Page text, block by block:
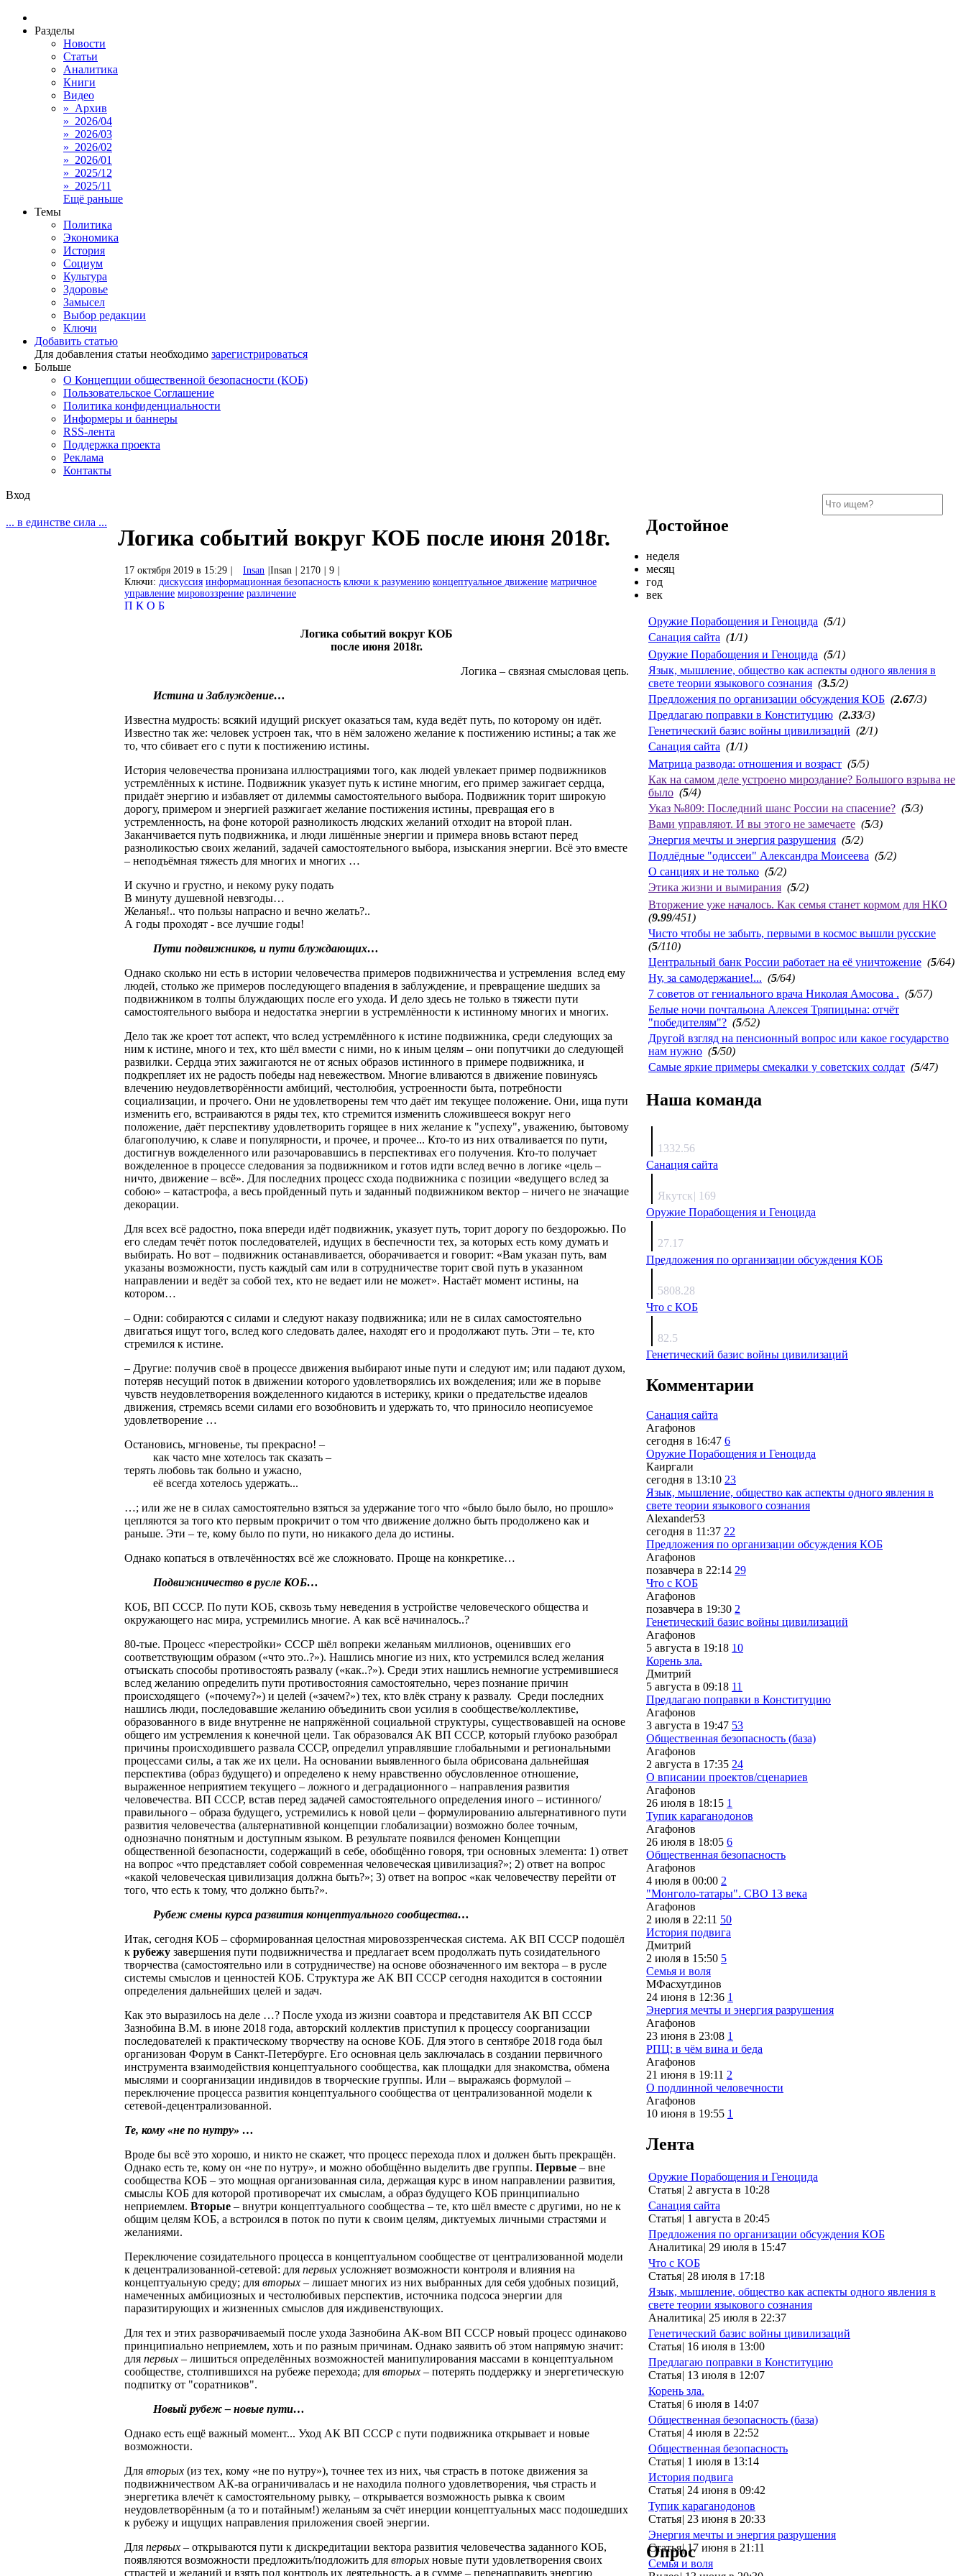
Разделы
Новости
Статьи
Аналитика
Книги
Видео
» Архив
» 2026/04
» 2026/03
» 2026/02
» 2026/01
» 2025/12
» 2025/11
Ещё раньше
Темы
Политика
Экономика
История
Социум
Культура
Здоровье
Замысел
Выбор редакции
Ключи
Добавить статью
Для добавления статьи необходимо зарегистрироваться
Больше
О Концепции общественной безопасности (КОБ)
Пользовательское Соглашение
Политика конфиденциальности
Информеры и баннеры
RSS-лента
Поддержка проекта
Реклама
Контакты
Вход
... в единстве сила ...
Логика событий вокруг КОБ после июня 2018г.
17 октября 2019 в 15:29 Insan Insan 2170 9
Ключи: дискуссия информационная безопасность ключи к разумению концептуальное движение матричное
управление мировоззрение различение
П К О Б
Логика событий вокруг КОБ
после июня 2018г.
Логика – связная смысловая цепь.
Истина и Заблуждение…
Известна мудрость: всякий идущий рискует оказаться там, куда ведёт путь, по которому он идёт.
Известно так же: человек устроен так, что в нём заложено желание к постижению истины; а так же
то, что сбивает его с пути к постижению истины.
История человечества пронизана иллюстрациями того, как людей увлекает пример подвижников
устремлённых к истине. Подвижник указует путь к истине многим, его пример зажигает сердца,
придаёт энергию и избавляет от дилеммы самостоятельного выбора. Подвижник торит широкую
дорогу, примером и энергией разжигает желание постижения истины, превращая его в
устремленность, на фоне которой разноликость людских желаний отходит на второй план.
Заканчивается путь подвижника, и люди лишённые энергии и примера вновь встают перед
разноликостью своих желаний, задачей самостоятельного выбора, изыскания энергии. Всё это вместе
– неподъёмная тяжесть для многих и многих …
И скучно и грустно, и некому руку подать
В минуту душевной невзгоды…
Желанья!.. что пользы напрасно и вечно желать?..
А годы проходят - все лучшие годы!
Пути подвижников, и пути блуждающих…
Однако сколько ни есть в истории человечества примеров подвижничества и устремления вслед ему
людей, столько же примеров последующего впадения в заблуждение, и превращение шедших за
подвижником в толпы блуждающих после его ухода. И дело здесь не только в тяжести пути
самостоятельного выбора и недостатка энергии в устремлённости к истинному многих и многих.
Дело так же кроет тот аспект, что вслед устремлённого к истине подвижника, среди следующих за
ним к истине, много и тех, кто шёл вмести с ними, но к иным целям – они попутчики до следующей
развилки. Сердца этих зажигаются не от ясных образов истинного в примере подвижника, и
подкрепляет их не радость победы над невежеством. Многие вливаются в движение повинуясь
влечению неудовлетворённости амбиций, честолюбия, устроенности быта, потребности
социализации, и прочего. Они не удовлетворены тем что даёт им текущее положение. Они, ища пути
изменить его, встраиваются в ряды тех, кто стремится изменить сложившееся вокруг него
положение, даёт перспективу удовлетворить горящее в них желание к "успеху", уважению, бытовому
благополучию, к славе и популярности, и прочее, и прочее... Кто-то из них отваливается по пути,
достигнув вожделенного или разочаровавшись в перспективах его получения. Кто-то получает
вожделенное в процессе следования за подвижником и готов идти вслед вечно в логике «цель –
ничто, движение – всё». Для последних процесс схода подвижника с позиции «ведущего вслед за
собою» – катастрофа, а весь пройденный путь и заданный подвижником вектор – ничего не значащие
декорации.
Для всех всё радостно, пока впереди идёт подвижник, указует путь, торит дорогу по бездорожью. По
его следам течёт поток последователей, идущих в беспечности тех, за которых есть кому думать и
выбирать. Но вот – подвижник останавливается, оборачивается и говорит: «Вам указан путь, вам
указаны возможности, пусть каждый сам или в сотрудничестве торит свой путь в указанном
направлении и ведёт за собой тех, кто не ведает или не может». Настаёт момент истины, на
котором…
– Одни: собираются с силами и следуют наказу подвижника; или не в силах самостоятельно
двигаться ищут того, вслед кого следовать далее, находят его и продолжают путь. Эти – те, кто
стремился к истине.
– Другие: получив своё в процессе движения выбирают иные пути и следуют им; или падают духом,
потеряв несущий поток в движении которого удовлетворялись их вожделения; или же в порыве
чувств неудовлетворения вожделенного кидаются в истерику, крики о предательстве идеалов
движения, стремясь всеми силами его возобновить и удержать то, что приносило неописуемое
удовлетворение …
Остановись, мгновенье, ты прекрасно! –
как часто мне хотелось так сказать –
терять любовь так больно и ужасно,
её всегда хотелось удержать...
…; или же не в силах самостоятельно взяться за удержание того что «было было было, но прошло»
цепляются за того кто первым прокричит о том что движение должно быть продолжено как и
раньше. Эти – те, кому было по пути, но никакого дела до истины.
Однако копаться в отвлечённостях всё же сложновато. Проще на конкретике…
Подвижничество в русле КОБ…
КОБ, ВП СССР. По пути КОБ, сквозь тьму неведения в устройстве человеческого общества и
окружающего нас мира, устремились многие. А как всё начиналось..?
80-тые. Процесс «перестройки» СССР шёл вопреки желаньям миллионов, оценивших его
соответствующим образом («что это..?»). Нашлись многие из них, кто устремился вслед желания
отъискать способы противостоять развалу («как..?»). Среди этих нашлись немногие устремившиеся
вслед желанию определить пути противостояния самостоятельно, через познание причин
происходящего («почему?») и целей («зачем?») тех, кто влёк страну к развалу. Среди последних
нашлись люди, последовавшие желанию объединить свои усилия в сообществе/коллективе,
образованного в виде внутренне не напряжённой социальной структуры, существовавшей на основе
общего им устремления к конечной цели. Так образовался АК ВП СССР, который глубоко разобрал
причины происходившего развала СССР, определил управлявшие глобальными и региональными
процессами силы, а так же их цели. На основании выявленного была обрисована дальнейшая
перспектива (образ будущего) и определено к нему нравственно обусловленное отношение,
выраженное неприятием текущего – ложного и деградационного – направления развития
человечества. ВП СССР, встав перед задачей самостоятельного определения иного – истинного/
правильного – образа будущего, устремились к новой цели – формулированию альтернативного пути
развития человечества (альтернативной концепции глобализации) возможно более точным,
однозначно понятным и доступным языком. В результате появился феномен Концепции
общественной безопасности, содержащий в себе, обобщённо говоря, три основных элемента: 1) ответ
на вопрос «что представляет собой современная человеческая цивилизация?»; 2) ответ на вопрос
«какой человеческая цивилизация должна быть?»; 3) ответ на вопрос «как человечеству перейти от
того, что есть к тому, что должно быть?».
Рубеж смены курса развития концептуального сообщества…
Итак, сегодня КОБ – сформированная целостная мировоззренческая система. АК ВП СССР подошёл
к рубежу завершения пути подвижничества и предлагает всем продолжать путь созидательного
творчества (самостоятельно или в сотрудничестве) на основе обозначенного им вектора – в русле
системы смыслов и ценностей КОБ. Структура же АК ВП СССР сегодня находится в состоянии
определения дальнейших целей и задач.
Как это выразилось на деле …? После ухода из жизни соавтора и представителя АК ВП СССР
Зазнобина В.М. в июне 2018 года, авторский коллектив приступил к процессу соорганизации
последователей к практическому творчеству на основе КОБ. Для этого в сентябре 2018 года был
организован Форум в Санкт-Петербурге. Его основная цель заключалась в создании первичного
инструмента взаимодействия концептуального сообщества, как площадки для знакомства, обмена
мыслями и соорганизации индивидов в творческие группы. Или – выражаясь формулой –
переключение процесса развития концептуального сообщества от централизованной модели к
сетевой-децентрализованной.
Те, кому «не по нутру» …
Вроде бы всё это хорошо, и никто не скажет, что процесс перехода плох и должен быть прекращён.
Однако есть те, кому он «не по нутру», и можно обобщённо выделить две группы. Первые – вне
сообщества КОБ ­– это мощная организованная сила, держащая курс в ином направлении развития,
смыслы КОБ для которой противоречат их смыслам, а образ будущего КОБ принципиально
неприемлем. Вторые – внутри концептуального сообщества – те, кто шёл вместе с другими, но не к
общим целям КОБ, а встроился в поток по пути к своим целям, диктуемых личными страстями и
желаниями.
Переключение созидательного процесса в концептуальном сообществе от централизованной модели
к децентрализованной-сетевой: для первых усложняет возможности контроля и влияния на
концептуальную среду; для вторых – лишает многих из них выбранных для себя удобных позиций,
намеченных амбициозных и честолюбивых перспектив, источника подсоса энергии для
паразитирующих и жизненных смыслов для иждивенствующих.
Для тех и этих разворачиваемый после ухода Зазнобина АК-вом ВП СССР новый процесс одинаково
принципиально неприемлем, хоть и по разным причинам. Однако заявить об этом напрямую значит:
для первых – лишиться определённых возможностей манипулирования массами в концептуальном
сообществе, столпившихся на рубеже перехода; для вторых – потерять поддержку и энергетическую
подпитку от "соратников".
Новый рубеж – новые пути…
Однако есть ещё важный момент... Уход АК ВП СССР с пути подвижника открывает и новые
возможности.
Для вторых (из тех, кому «не по нутру»), точнее тех из них, чья страсть в потоке движения за
подвижничеством АК-ва ограничивалась и не находила полного удовлетворения, чья страсть и
энергетика влечёт к самостоятельному рывку, – открывается возможность рывка к своим
неудовлетворённым (а то и потайным!) желаньям за счёт инерции концептуальных масс подошедших
к рубежу и ищущих направления приложения своей энергии.
Для первых – открываются пути к дискредитации вектора развития человечества заданного КОБ,
появляются возможности предложить/подложить для вторых новые пути удовлетворения своих
страстей и желаний и взять под контроль их деятельность, а в сумме – перенаправить энергию
Достойное
неделя
месяц
год
век
Оружие Порабощения и Геноцида (5/1)
Санация сайта (1/1)
Оружие Порабощения и Геноцида (5/1)
Язык, мышление, общество как аспекты одного явления в
свете теории языкового сознания (3.5/2)
Предложения по организации обсуждения КОБ (2.67/3)
Предлагаю поправки в Конституцию (2.33/3)
Генетический базис войны цивилизаций (2/1)
Санация сайта (1/1)
Матрица развода: отношения и возраст (5/5)
Как на самом деле устроено мироздание? Большого взрыва не
было (5/4)
Указ №809: Последний шанс России на спасение? (5/3)
Вами управляют. И вы этого не замечаете (5/3)
Энергия мечты и энергия разрушения (5/2)
Подлёдные "одиссеи" Александра Моисеева (5/2)
О санциях и не только (5/2)
Этика жизни и вымирания (5/2)
Вторжение уже началось. Как семья станет кормом для НКО
(9.99/451)
Чисто чтобы не забыть, первыми в космос вышли русские
(5/110)
Центральный банк России работает на её уничтожение (5/64)
Ну, за самодержание!... (5/64)
7 советов от гениального врача Николая Амосова . (5/57)
Белые ночи почтальона Алексея Тряпицына: отчёт
"победителям"? (5/52)
Другой взгляд на пенсионный вопрос или какое государство
нам нужно (5/50)
Самые яркие примеры смекалки у советских солдат (5/47)
Наша команда
1332.56
Санация сайта
Якутск| 169
Оружие Порабощения и Геноцида
27.17
Предложения по организации обсуждения КОБ
5808.28
Что с КОБ
82.5
Генетический базис войны цивилизаций
Комментарии
Санация сайта
Агафонов
сегодня в 16:47 6
Оружие Порабощения и Геноцида
Каиргали
сегодня в 13:10 23
Язык, мышление, общество как аспекты одного явления в
свете теории языкового сознания
Alexander53
сегодня в 11:37 22
Предложения по организации обсуждения КОБ
Агафонов
позавчера в 22:14 29
Что с КОБ
Агафонов
позавчера в 19:30 2
Генетический базис войны цивилизаций
Агафонов
5 августа в 19:18 10
Корень зла.
Дмитрий
5 августа в 09:18 11
Предлагаю поправки в Конституцию
Агафонов
3 августа в 19:47 53
Общественная безопасность (база)
Агафонов
2 августа в 17:35 24
О вписании проектов/сценариев
Агафонов
26 июля в 18:15 1
Тупик караганодонов
Агафонов
26 июля в 18:05 6
Общественная безопасность
Агафонов
4 июля в 00:00 2
"Монголо-татары". СВО 13 века
Агафонов
2 июля в 22:11 50
История подвига
Дмитрий
2 июля в 15:50 5
Семья и воля
МФасхутдинов
24 июня в 12:36 1
Энергия мечты и энергия разрушения
Агафонов
23 июня в 23:08 1
РПЦ: в чём вина и беда
Агафонов
21 июня в 19:11 2
О подлинной человечности
Агафонов
10 июня в 19:55 1
Лента
Оружие Порабощения и Геноцида
Статья| 2 августа в 10:28
Санация сайта
Статья| 1 августа в 20:45
Предложения по организации обсуждения КОБ
Аналитика| 29 июля в 15:47
Что с КОБ
Статья| 28 июля в 17:18
Язык, мышление, общество как аспекты одного явления в
свете теории языкового сознания
Аналитика| 25 июля в 22:37
Генетический базис войны цивилизаций
Статья| 16 июля в 13:00
Предлагаю поправки в Конституцию
Статья| 13 июля в 12:07
Корень зла.
Статья| 6 июля в 14:07
Общественная безопасность (база)
Статья| 4 июля в 22:52
Общественная безопасность
Статья| 1 июля в 13:14
История подвига
Статья| 24 июня в 09:42
Тупик караганодонов
Статья| 23 июня в 20:33
Энергия мечты и энергия разрушения
Статья| 17 июня в 21:11
Семья и воля
Опрос